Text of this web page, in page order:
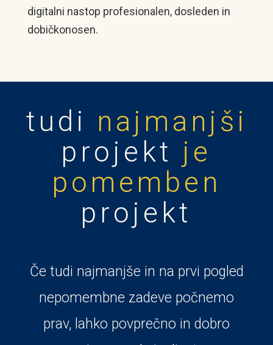
digitalni nastop profesionalen, dosleden in
dobičkonosen.
tudi najmanjši
projekt je
pomemben
projekt
Če tudi najmanjše in na prvi pogled
nepomembne zadeve počnemo
prav, lahko povprečno in dobro